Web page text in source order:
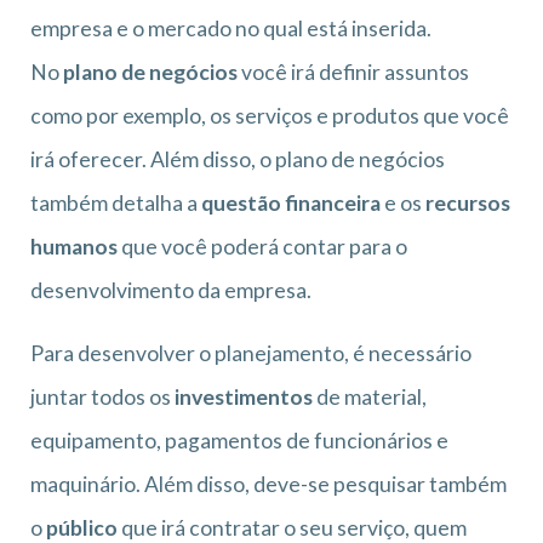
empresa e o mercado no qual está inserida.
Noplano de negóciosvocê irá definir assuntos
como por exemplo, os serviços e produtos que você
irá oferecer. Além disso, o plano de negócios
também detalha a questão financeirae os recursos
humanosque você poderá contar para o
desenvolvimento da empresa.
Para desenvolver o planejamento, é necessário
juntar todos os investimentosde material,
equipamento, pagamentos de funcionários e
maquinário. Além disso, deve-se pesquisar também
opúblico que irá contratar o seu serviço, quem